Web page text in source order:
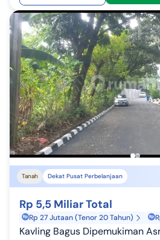
Tanah Dekat Pusat Perbelanjaan
Rp 5,5 Miliar Total
Rp 27 Jutaan (Tenor 20 Tahun)
Kavling Bagus Dipemukiman Asri, Cocok Juga jika